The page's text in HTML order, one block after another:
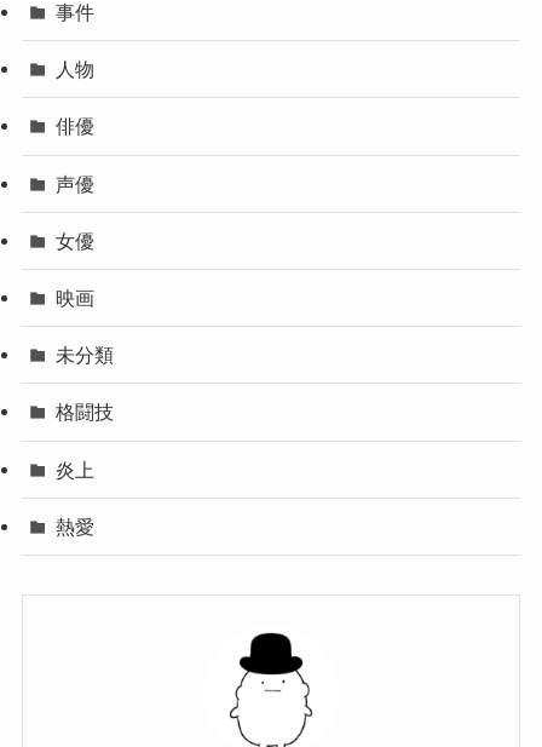
事件
人物
俳優
声優
女優
映画
未分類
格闘技
炎上
熱愛